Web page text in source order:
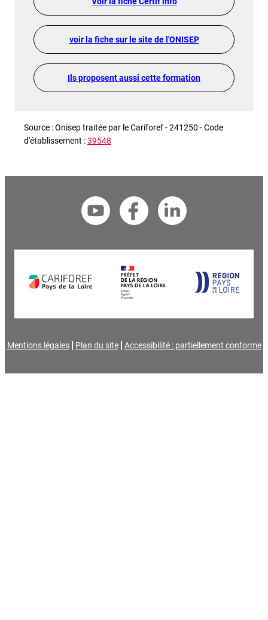
voir la fiche sur le site de l'ONISEP
Ils proposent aussi cette formation
Source : Onisep traitée par le Cariforef - 241250 - Code
d'établissement :39548
Mentions légales Plan du site Accessibilité : partiellement conforme